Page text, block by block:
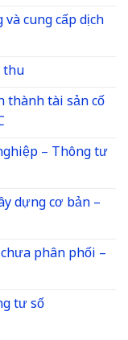
cung cấp dịch
thu
thành tài sản cố
– Thông tư
dựng cơ bản –
phân phối –
tư số